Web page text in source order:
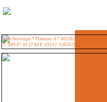
Tom Senninger * Platenstr. 6 * 80336 München
T: 089.97 39 22 88 F: 03212. 1262671